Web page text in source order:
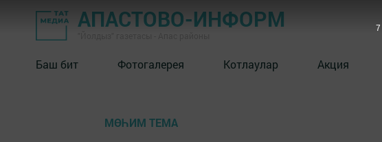
АПАСТОВО-ИНФОРМ
Баш бит Фотогалерея Котлаулар Акция
МӨҺИМ ТЕМА
6